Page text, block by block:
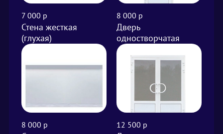
7 000 р
Стена жесткая
(глухая)
8 000 р
8 000 р
Дверь
одностворчатая
12 500 р